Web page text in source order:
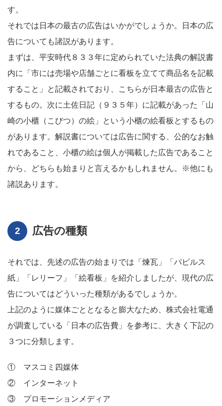
す。
それでは日本の最古の広告はいかがでしょうか。日本の広
告についても諸説があります。
まずは、平安時代８３３年に定められていた法典の解説書
内に「市には売場や店舗ごとに看板を立てて商品名を記載
すること」と記載されており、こちらが日本最古の広告と
するもの。次に土佐日記（９３５年）に記載があった「山
崎の小櫃（こびつ）の絵」という小櫃の絵看板とするもの
があります。解説書については広告に関する、公的なお触
れであること、小櫃の絵は個人が掲載した広告であること
から、どちらも始まりと言えるかもしれません。※他にも
諸説あります。
広告の種類
それでは、先述の広告の始まりでは「煉瓦」「パピルス
紙」「レリーフ」「絵看板」を紹介しましたが、現代の広
告についてはどういった種類があるでしょうか。
上記のように媒体ごととなると膨大なため、株式会社電通
が調査している「日本の広告費」を参考に、大きく下記の
３つに分類します。
① マスコミ四媒体
② インターネット
③ プロモーションメディア